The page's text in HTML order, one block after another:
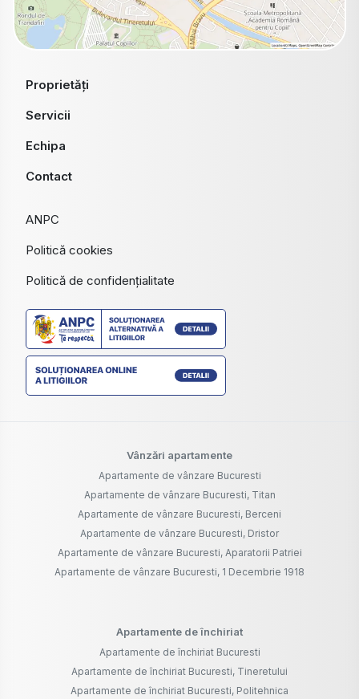
Proprietăți
Servicii
Echipa
Contact
ANPC
Politică cookies
Politică de confidențialitate
Vânzări apartamente
Apartamente de vânzare Bucuresti
Apartamente de vânzare Bucuresti, Titan
Apartamente de vânzare Bucuresti, Berceni
Apartamente de vânzare Bucuresti, Dristor
Apartamente de vânzare Bucuresti, Aparatorii Patriei
Apartamente de vânzare Bucuresti, 1 Decembrie 1918
Apartamente de închiriat
Apartamente de închiriat Bucuresti
Apartamente de închiriat Bucuresti, Tineretului
Apartamente de închiriat Bucuresti, Politehnica